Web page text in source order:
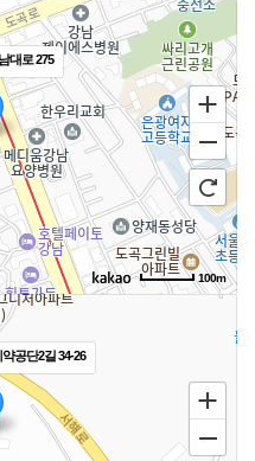
대로 275
100m
공단2길 34-26